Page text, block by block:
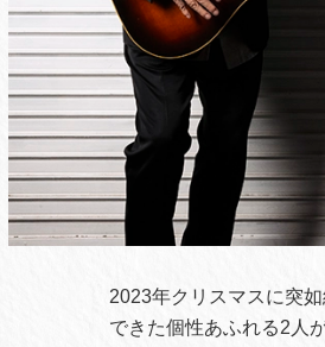
2023年クリスマスに突
できた個性あふれる2人